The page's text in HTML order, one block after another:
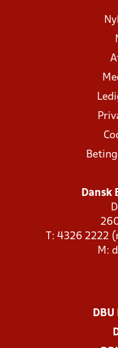
Dansk
T: 4326 2222
M:
DBU